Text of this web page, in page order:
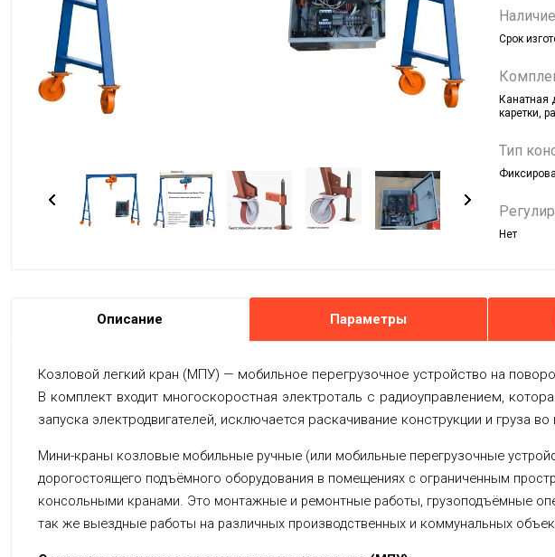
Наличие
Срок
Канатная
каретки,
Тип
Нет
Описание Параметры
Козловой легкий кран (МПУ) — мобильное перегрузочное устройство на
В комплект входит многоскоростная электроталь с радиоуправлением,
запуска электродвигателей, исключается раскачивание конструкции и
Мини-краны козловые мобильные ручные (или мобильные перегрузочные
дорогостоящего подъёмного оборудования в помещениях с ограниченным
консольными кранами. Это монтажные и ремонтные работы, грузоподъёмные
так же выездные работы на различных производственных и коммунальных